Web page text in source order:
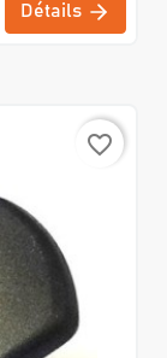
Détails
favorite_border